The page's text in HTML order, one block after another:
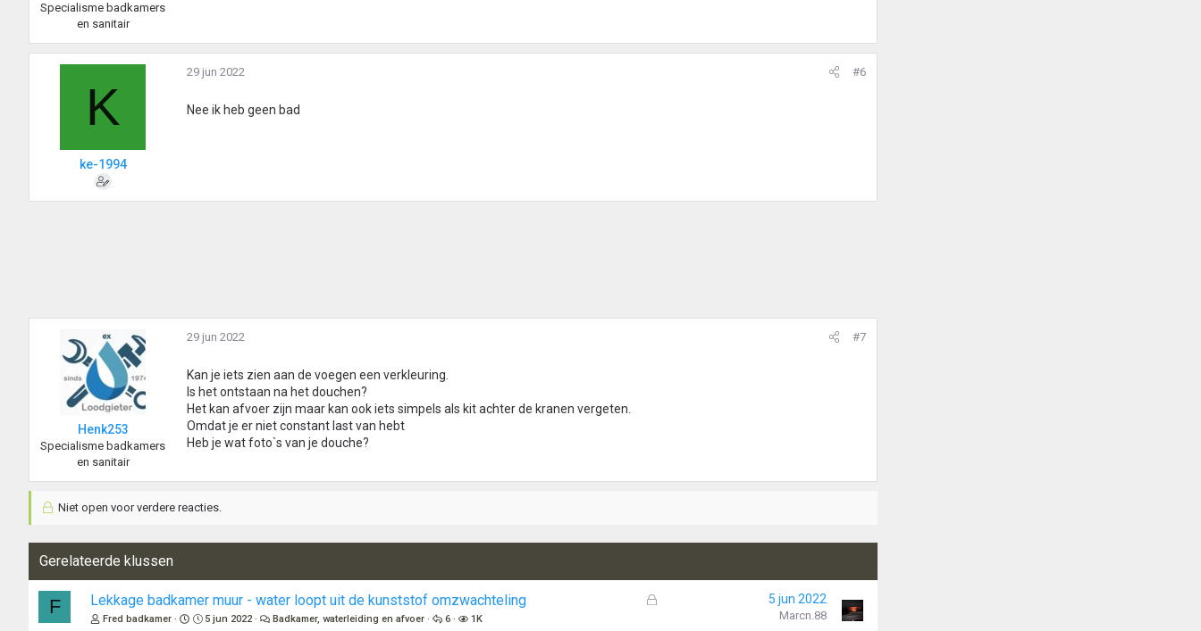
Specialisme badkamers
en sanitair
K
ke-1994
29 jun 2022 #6
Nee ik heb geen bad
Henk253
Specialisme badkamers
en sanitair
29 jun 2022 #7
Kan je iets zien aan de voegen een verkleuring.
Is het ontstaan na het douchen?
Het kan afvoer zijn maar kan ook iets simpels als kit achter de kranen vergeten.
Omdat je er niet constant last van hebt
Heb je wat foto`s van je douche?
Niet open voor verdere reacties.
Gerelateerde klussen
F
G
Lekkage badkamer muur - water loopt uit de kunststof omzwachteling
Fred badkamer 5 jun 2022 Badkamer, waterleiding en afvoer 6 1K
5 jun 2022
Marcn.88